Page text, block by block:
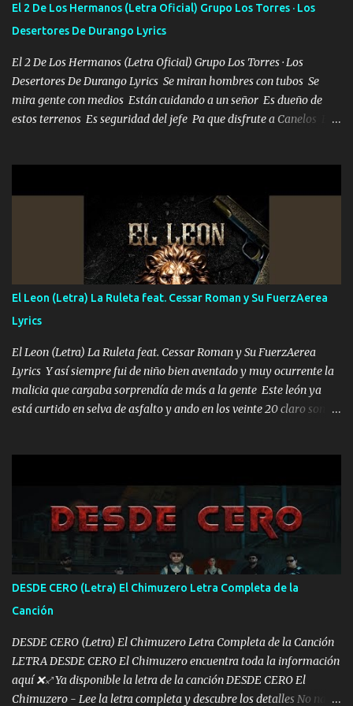
El 2 De Los Hermanos (Letra Oficial) Grupo Los Torres · Los
Desertores De Durango Lyrics
El 2 De Los Hermanos (Letra Oficial) Grupo Los Torres · Los
Desertores De Durango Lyrics Se miran hombres con tubos Se
mira gente con medios Están cuidando a un señor Es dueño de
estos terrenos Es seguridad del jefe Pa que disfrute a Canelos Es
ni tampoco las mujeres porque es platica de grandes por eso hay
que estar alegres doy las instrucciones para atender los deberes
Música Si es que salta algún problema de confianza tengo gente
ahí está el Hombre Cuarenta y también Pariente 7 arreglan
cualquier problema no más es cuestión que ordené NOS HACE
FALTA UN HERMANO DE CLAVE ERA EL 24 SIEMPRE FUE UN
HOMBRE VALIENTE POR ALGO M'URIÓ PELEAND0 SIEMPRE
VIO POR LA FAMILIA PARA QUE SIGA EL LEGADO Es el DOS de
los HERMANOS un cerebro inteligente y com...
El Leon (Letra) La Ruleta feat. Cessar Roman y Su FuerzAerea
Lyrics
El Leon (Letra) La Ruleta feat. Cessar Roman y Su FuerzAerea
Lyrics Y así siempre fui de niño bien aventado y muy ocurrente la
malicia que cargaba sorprendía de más a la gente Este león ya
está curtido en selva de asfalto y ando en los veinte 20 claro son
pa más pues hay charola les voy a dar hasta topar pues no hay de
otra Música Surcando bien mi camino voy por mi línea no veo a
los lados aquel que no corre vuela no se me duerm voy chicoteado
Ya pasé varias hazañas ya tienen rato que me agarran el colmillo
de este León los estatales no sé esperaron Al tiro esta la PrimiZa
también la nueve que cargo al lado doy la mano al que su amigo y
al traicionero damos pa abajo Y No me paran aquí hay pa más
pues hay charola les voy a dar hasta topar pues no hay de otra...
DESDE CERO (Letra) El Chimuzero Letra Completa de la
Canción
DESDE CERO (Letra) El Chimuzero Letra Completa de la Canción
LETRA DESDE CERO El Chimuzero encuentra toda la información
aquí ❌♐ Ya disponible la letra de la canción DESDE CERO El
Chimuzero - Lee la letra completa y descubre los detalles No nací